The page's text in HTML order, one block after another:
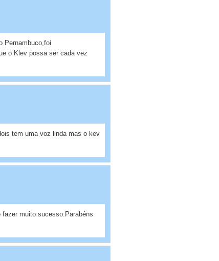
Pernambuco,foi
o Klev possa ser cada vez
tem uma voz linda mas o kev
muito sucesso.Parabéns